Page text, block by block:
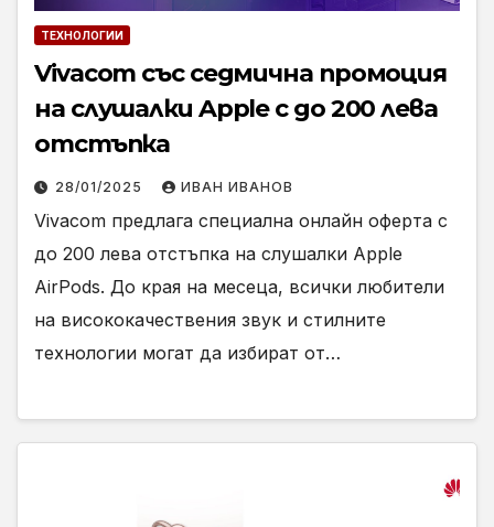
ТЕХНОЛОГИИ
Vivacom със седмична промоция
на слушалки Apple с до 200 лева
отстъпка
28/01/2025 ИВАН ИВАНОВ
Vivacom предлага специална онлайн оферта с
до 200 лева отстъпка на слушалки Apple
AirPods. До края на месеца, всички любители
на висококачествения звук и стилните
технологии могат да избират от…